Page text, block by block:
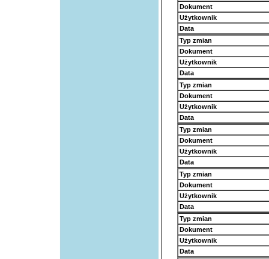
Dokument
Użytkownik
Data
Typ zmian
Dokument
Użytkownik
Data
Typ zmian
Dokument
Użytkownik
Data
Typ zmian
Dokument
Użytkownik
Data
Typ zmian
Dokument
Użytkownik
Data
Typ zmian
Dokument
Użytkownik
Data